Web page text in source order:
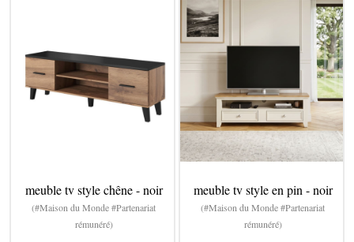
meuble tv style chêne - noir
(#Maison du Monde #Partenariat
rémunéré)
meuble tv style en pin - noir
(#Maison du Monde #Partenariat
rémunéré)